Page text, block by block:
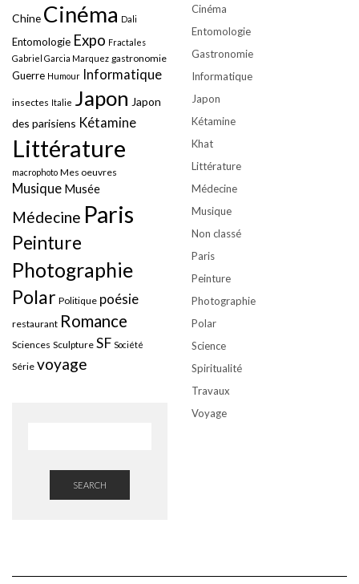
Chine Cinéma Dali
Entomologie Expo Fractales
Gabriel Garcia Marquez gastronomie
Guerre Humour Informatique
insectes Italie Japon Japon
des parisiens Kétamine
Littérature
macrophoto Mes oeuvres
Musique Musée
Médecine Paris
Peinture
Photographie
Polar Politique poésie
restaurant Romance
Sciences Sculpture SF Société
Série voyage
SEARCH
Cinéma
Entomologie
Gastronomie
Informatique
Japon
Kétamine
Khat
Littérature
Médecine
Musique
Non classé
Paris
Peinture
Photographie
Polar
Science
Spiritualité
Travaux
Voyage